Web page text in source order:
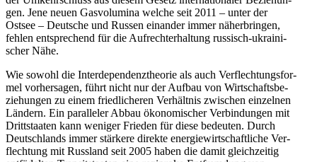
gen. Jene neuen Gas­vo­lu­mina welche seit 2011 – unter der
Ostsee – Deut­sche und Russen ein­an­der immer näher­brin­gen,
fehlen ent­spre­chend für die Auf­recht­erhal­tung rus­sisch-ukrai­ni­
scher Nähe.
Wie sowohl die Inter­de­pen­denz­theo­rie als auch Ver­flech­tungs­for­
mel vor­her­sa­gen, führt nicht nur der Aufbau von Wirt­schafts­be­
zie­hun­gen zu einem fried­li­che­ren Ver­hält­nis zwi­schen ein­zel­nen
Ländern. Ein par­al­le­ler Abbau öko­no­mi­scher Ver­bin­dun­gen mit
Dritt­staa­ten kann weniger Frieden für diese bedeu­ten. Durch
Deutsch­lands immer stär­kere direkte ener­gie­wirt­schaft­li­che Ver­
flech­tung mit Russ­land seit 2005 haben die damit gleich­zei­tig